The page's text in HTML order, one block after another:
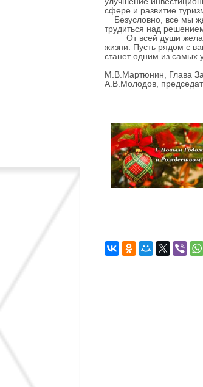
сфере и развитие
Безусловно, все мы
трудиться над
От всей души желаем
жизни. Пусть рядом с
станет одним из самых
М.В.Мартюнин, Глава
А.В.Молодов,